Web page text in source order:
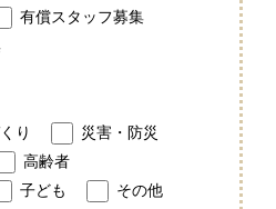
有償スタッフ募集
り
災害・防災
高齢者
子ども その他